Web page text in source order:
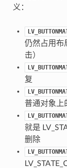
义：
仍然占用布
击）
复
普通对象上
就是
删除